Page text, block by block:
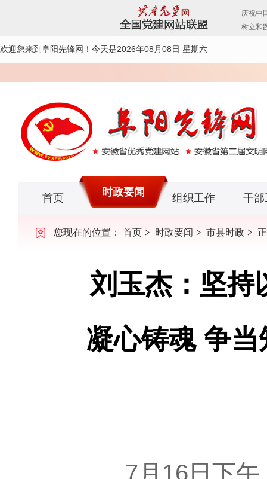
欢迎您来到阜阳先锋网！ 今天是2026年08月08日 星期六
首页 时政要闻 组织工作 干部
您现在的位置： 首页 时政要闻 市县时政
刘玉杰：坚持
凝心铸魂 争
7月16日下午